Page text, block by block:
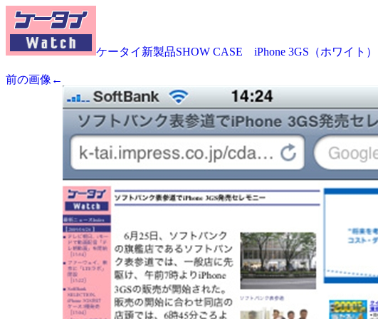
ケータイ新製品SHOW CASE iPhone 3GS（ホワイト）
前の画像←